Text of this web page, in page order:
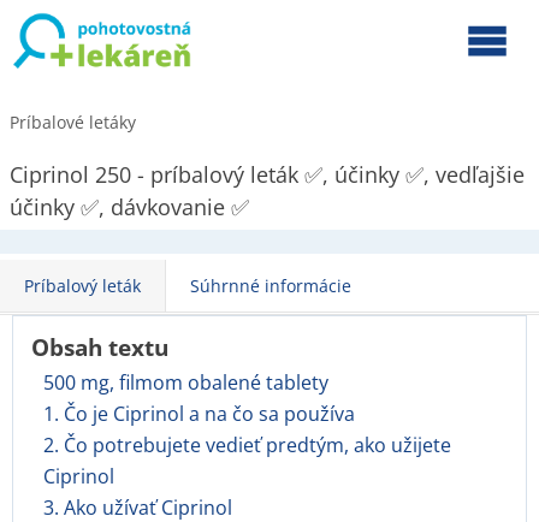
Príbalové letáky
Ciprinol 250 - príbalový leták ✅, účinky ✅, vedľajšie
účinky ✅, dávkovanie ✅
Príbalový leták Súhrnné informácie
Obsah textu
500 mg, filmom obalené tablety
1. Čo je Ciprinol a na čo sa používa
2. Čo potrebujete vedieť predtým, ako užijete
Ciprinol
3. Ako užívať Ciprinol